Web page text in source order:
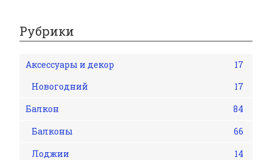
Рубрики
Аксессуары и декор
17
Новогодний
17
Балкон
84
Балконы
66
Лоджии
14